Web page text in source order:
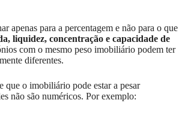
apenas para a percentagem e não para o que
liquidez, concentração e capacidade de
com o mesmo peso imobiliário podem ter
diferentes.
que o imobiliário pode estar a pesar
não são numéricos. Por exemplo: